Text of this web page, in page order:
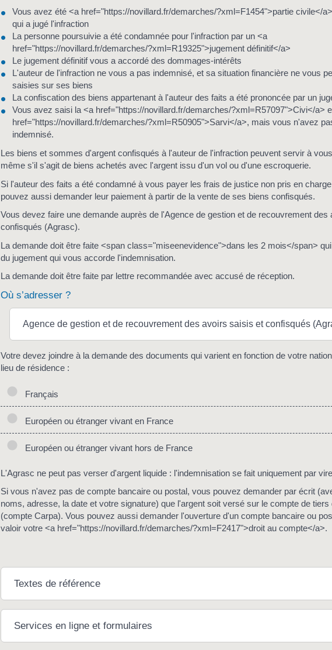
Vous avez été <a href="https://novillard.fr/demarches/?xml=F1454">partie civile</
qui a jugé l'infraction
La personne poursuivie a été condamnée pour l'infraction par un <a
href="https://novillard.fr/demarches/?xml=R19325">jugement définitif</a>
Le jugement définitif vous a accordé des dommages-intérêts
L'auteur de l'infraction ne vous a pas indemnisé, et sa situation financière ne vous
saisies sur ses biens
La confiscation des biens appartenant à l'auteur des faits a été prononcée par un
Vous avez saisi la <a href="https://novillard.fr/demarches/?xml=R57097">Civi</a>
href="https://novillard.fr/demarches/?xml=R50905">Sarvi</a>, mais vous n'avez
indemnisé.
Les biens et sommes d'argent confisqués à l'auteur de l'infraction peuvent servir à
même s'il s'agit de biens achetés avec l'argent issu d'un vol ou d'une escroquerie.
Si l'auteur des faits a été condamné à vous payer les frais de justice non pris en
pouvez aussi demander leur paiement à partir de la vente de ses biens confisqués.
Vous devez faire une demande auprès de l'Agence de gestion et de recouvrement des
confisqués (Agrasc).
La demande doit être faite <span class="miseenevidence">dans les 2 mois</span>
du jugement qui vous accorde l'indemnisation.
La demande doit être faite par lettre recommandée avec accusé de réception.
Où s’adresser ?
Agence de gestion et de recouvrement des avoirs saisis et confisqués
Votre devez joindre à la demande des documents qui varient en fonction de votre
lieu de résidence :
Français
Européen ou étranger vivant en France
Européen ou étranger vivant hors de France
L'Agrasc ne peut pas verser d'argent liquide : l'indemnisation se fait uniquement par
Si vous n'avez pas de compte bancaire ou postal, vous pouvez demander par écrit
noms, adresse, la date et votre signature) que l'argent soit versé sur le compte de
(compte Carpa). Vous pouvez aussi demander l'ouverture d'un compte bancaire ou
valoir votre <a href="https://novillard.fr/demarches/?xml=F2417">droit au compte</a>.
Textes de référence
Services en ligne et formulaires